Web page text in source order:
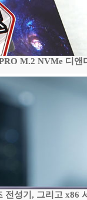
M.2 NVMe 디앤
성기, 그리고 x86